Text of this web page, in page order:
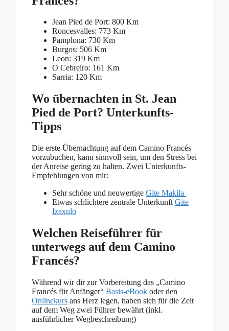
Jean Pied de Port: 800 Km
Roncesvalles: 773 Km
Pamplona: 730 Km
Burgos: 506 Km
Leon: 319 Km
O Cebreiro: 161 Km
Sarria: 120 Km
Wo übernachten in St. Jean
Pied de Port? Unterkunfts-
Tipps
Die erste Übernachtung auf dem Camino Francés
vorzubuchen, kann sinnvoll sein, um den Stress bei
der Anreise gering zu halten. Zwei Unterkunfts-
Empfehlungen von mir:
Sehr schöne und neuwertige Gite Makila
Etwas schlichtere zentrale Unterkunft Gite
Izaxulo
Welchen Reiseführer für
unterwegs auf dem Camino
Francés?
Während wir dir zur Vorbereitung das „Camino
Francés für Anfänger“ Basis-eBook oder den
Onlinekurs ans Herz legen, haben sich für die Zeit
auf dem Weg zwei Führer bewährt (inkl.
ausführlicher Wegbeschreibung)